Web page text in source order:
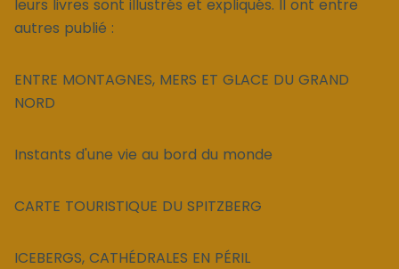
leurs livres sont illustrés et expliqués. Il ont entre
autres publié :
ENTRE MONTAGNES, MERS ET GLACE DU GRAND
NORD
Instants d'une vie au bord du monde
CARTE TOURISTIQUE DU SPITZBERG
ICEBERGS, CATHÉDRALES EN PÉRIL